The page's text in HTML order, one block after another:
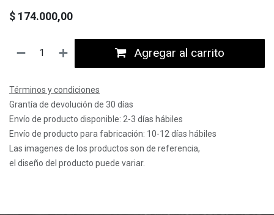
$ 174.000,00
Agregar al carrito
Términos y condiciones
Grantía de devolución de 30 días
Envío de producto disponible: 2-3 días hábiles
Envío de producto para fabricación: 10-12 días hábiles
Las imagenes de los productos son de referencia,
el diseño del producto puede variar.